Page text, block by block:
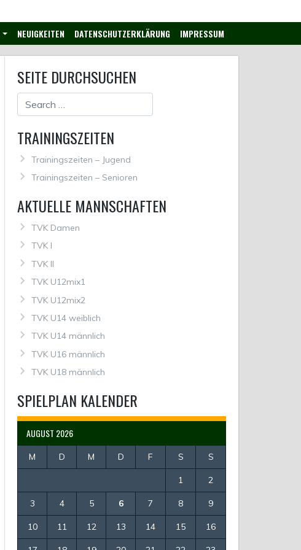
NEUIGKEITEN DATENSCHUTZERKLÄRUNG IMPRESSUM
SEITE DURCHSUCHEN
TRAININGSZEITEN
Trainingszeiten – Jugend
Trainingszeiten – Senioren
AKTUELLE MANNSCHAFTEN
TVK Damen
TVK I
TVK II
TVK U12mix1
TVK U12mix2
TVK U14 weiblich
TVK U14 männlich
TVK U16 männlich
TVK U18 männlich
SPIELPLAN KALENDER
AUGUST 2026
M D M D F S S
1 2
3 4 5 6 7 8 9
10 11 12 13 14 15 16